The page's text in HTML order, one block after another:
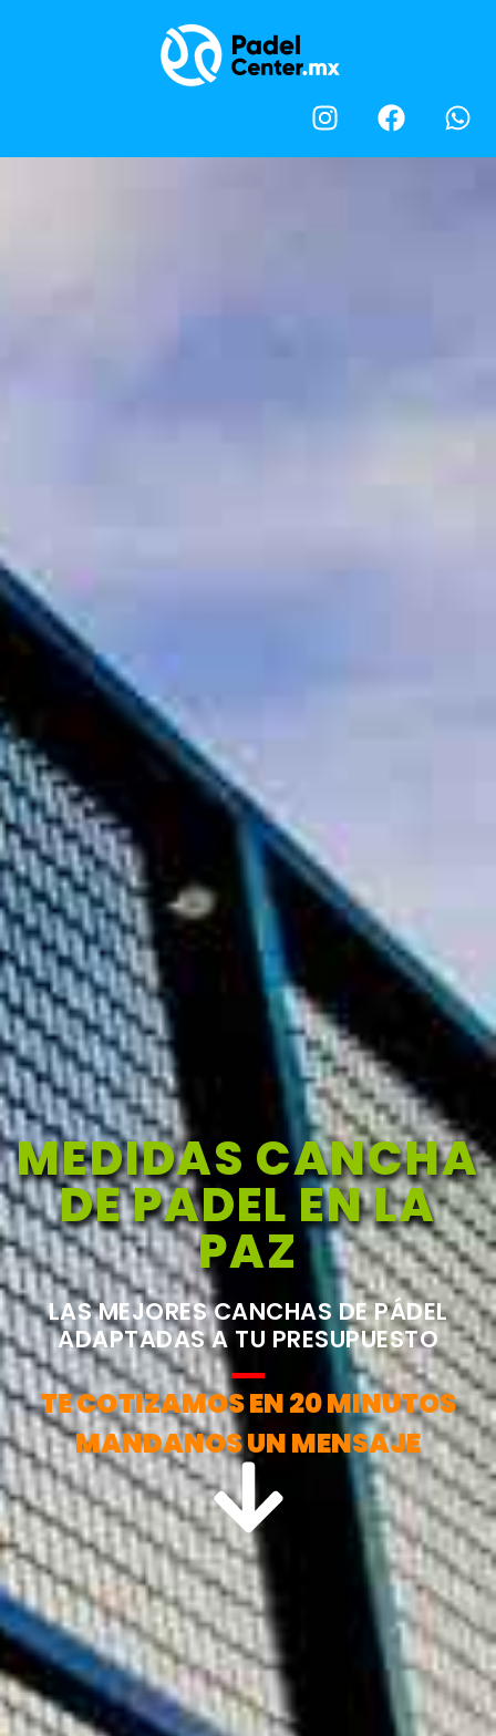
MEDIDAS CANCHA
DE PADEL EN LA
PAZ
LAS MEJORES CANCHAS DE PÁDEL
ADAPTADAS A TU PRESUPUESTO
TE COTIZAMOS EN 20 MINUTOS
MANDANOS UN MENSAJE